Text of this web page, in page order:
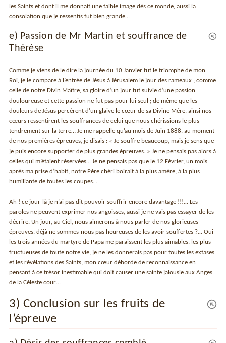
les Saints et dont il me donnait une faible image dès ce monde, aussi la
consolation que je ressentis fut bien grande…
e) Passion de Mr Martin et souffrance de
Thérèse
Comme je viens de le dire la journée du 10 Janvier fut le triomphe de mon
Roi, je le compare à l’entrée de Jésus à Jérusalem le jour des rameaux ; comme
celle de notre Divin Maître, sa gloire d’un jour fut suivie d’une passion
douloureuse et cette passion ne fut pas pour lui seul ; de même que les
douleurs de Jésus percèrent d’un glaive le cœur de sa Divine Mère, ainsi nos
cœurs ressentirent les souffrances de celui que nous chérissions le plus
tendrement sur la terre… Je me rappelle qu’au mois de Juin 1888, au moment
de nos premières épreuves, je disais : « Je souffre beaucoup, mais je sens que
je puis encore supporter de plus grandes épreuves. » Je ne pensais pas alors à
celles qui m’étaient réservées… Je ne pensais pas que le 12 Février, un mois
après ma prise d’habit, notre Père chéri boirait à la plus amère, à la plus
humiliante de toutes les coupes…
Ah ! ce jour-là je n’ai pas dit pouvoir souffrir encore davantage !!!… Les
paroles ne peuvent exprimer nos angoisses, aussi je ne vais pas essayer de les
décrire. Un jour, au Ciel, nous aimerons à nous parler de nos glorieuses
épreuves, déjà ne sommes-nous pas heureuses de les avoir souffertes ?… Oui
les trois années du martyre de Papa me paraissent les plus aimables, les plus
fructueuses de toute notre vie, je ne les donnerais pas pour toutes les extases
et les révélations des Saints, mon cœur déborde de reconnaissance en
pensant à ce trésor inestimable qui doit causer une sainte jalousie aux Anges
de la Céleste cour…
3) Conclusion sur les fruits de
l’épreuve